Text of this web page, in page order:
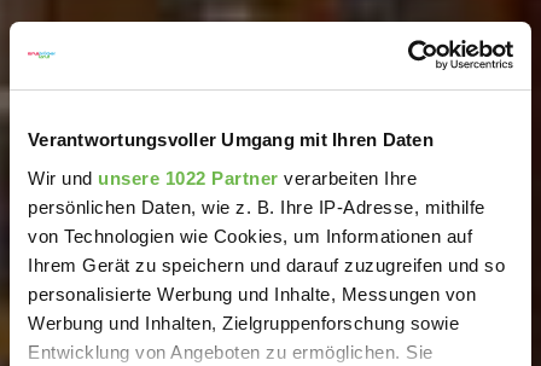
Verantwortungsvoller Umgang mit Ihren Daten
Wir und unsere 1022 Partner verarbeiten Ihre
persönlichen Daten, wie z. B. Ihre IP-Adresse, mithilfe
von Technologien wie Cookies, um Informationen auf
Ihrem Gerät zu speichern und darauf zuzugreifen und so
personalisierte Werbung und Inhalte, Messungen von
Werbung und Inhalten, Zielgruppenforschung sowie
Entwicklung von Angeboten zu ermöglichen. Sie